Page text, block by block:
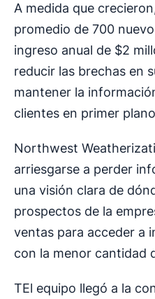
A medida que
promedio de 700
ingreso anual de $2
reducir las brechas en
mantener la
clientes en primer
Northwest
arriesgarse a perder
una visión clara de
prospectos de la
ventas para acceder a
con la menor cantidad
TEl equipo llegó a la